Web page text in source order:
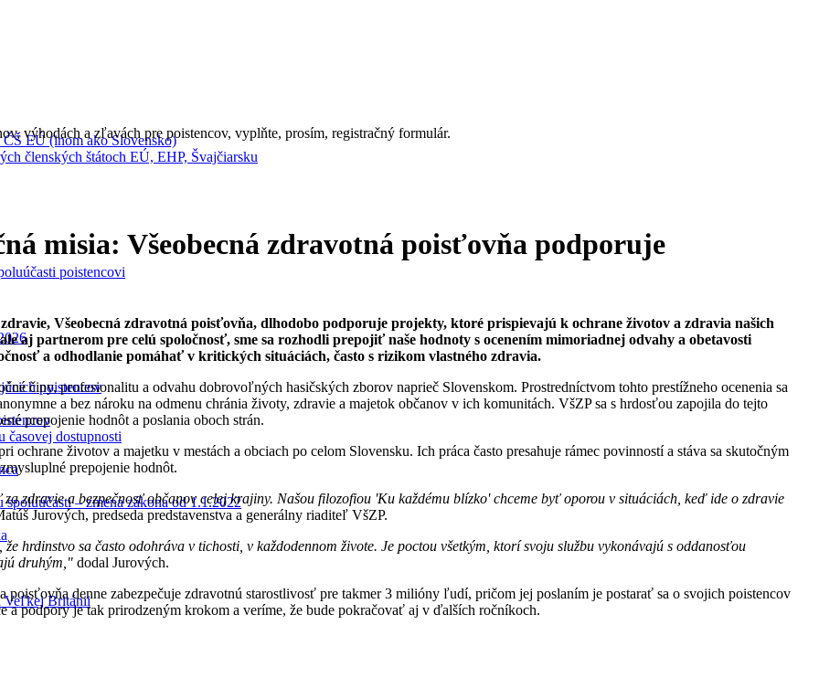
EÚ (inom ako Slovensko)
členských štátoch EÚ, EHP, Švajčiarsku
poistencovi
poistencov
časovej dostupnosti
– zmena zákona od 1.1.2022
Veľkej Británii
výhodách a zľavách pre poistencov, vyplňte, prosím, registračný formulár.
misia: Všeobecná zdravotná poisťovňa podporuje
Všeobecná zdravotná poisťovňa, dlhodobo podporuje projekty, ktoré prispievajú k ochrane životov a zdravia našich
aj partnerom pre celú spoločnosť, sme sa rozhodli prepojiť naše hodnoty s ocenením mimoriadnej odvahy a obetavosti
a odhodlanie pomáhať v kritických situáciách, často s rizikom vlastného zdravia.
činy, profesionalitu a odvahu dobrovoľných hasičských zborov naprieč Slovenskom. Prostredníctvom tohto prestížneho ocenenia sa
a bez nároku na odmenu chránia životy, zdravie a majetok občanov v ich komunitách. VšZP sa s hrdosťou zapojila do tejto
prepojenie hodnôt a poslania oboch strán.
životov a majetku v mestách a obciach po celom Slovensku. Ich práca často presahuje rámec povinností a stáva sa skutočným
prepojenie hodnôt.
zdravie a bezpečnosť občanov celej krajiny. Našou filozofiou 'Ku každému blízko' chceme byť oporou v situáciách, keď ide o zdravie
Jurových, predseda predstavenstva a generálny riaditeľ VšZP.
že hrdinstvo sa často odohráva v tichosti, v každodennom živote. Je poctou všetkým, ktorí svoju službu vykonávajú s oddanosťou
druhým," dodal Jurových.
denne zabezpečuje zdravotnú starostlivosť pre takmer 3 milióny ľudí, pričom jej poslaním je postarať sa o svojich poistencov
a podpory je tak prirodzeným krokom a veríme, že bude pokračovať aj v ďalších ročníkoch.